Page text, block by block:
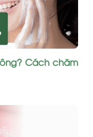
Cách chăm